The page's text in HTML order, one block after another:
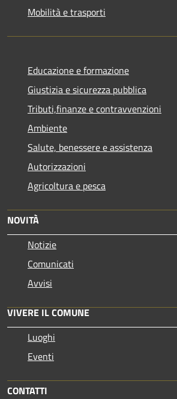
Mobilità e trasporti
Educazione e formazione
Giustizia e sicurezza pubblica
Tributi,finanze e contravvenzioni
Ambiente
Salute, benessere e assistenza
Autorizzazioni
Agricoltura e pesca
NOVITÀ
Notizie
Comunicati
Avvisi
VIVERE IL COMUNE
Luoghi
Eventi
CONTATTI